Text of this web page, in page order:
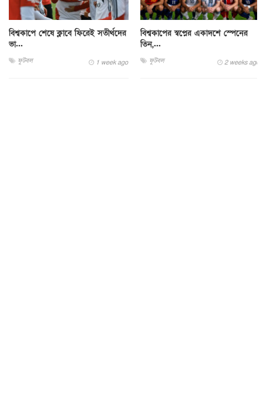
বিশ্বকাপে শেষে ক্লাবে ফিরেই সতীর্থদের
ভা...
ফুটবল 1 week ago
বিশ্বকাপের স্বপ্নের একাদশে স্পেনের
তিন,...
ফুটবল 2 weeks ago